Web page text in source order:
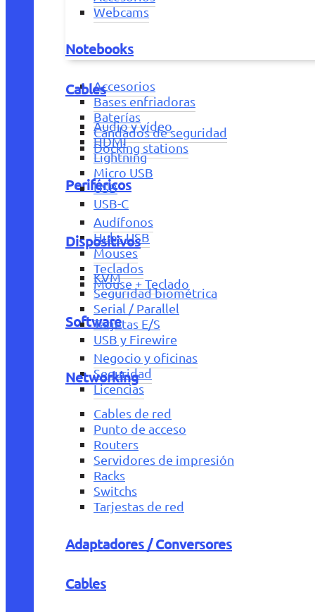
Webcams
Notebooks
Accesorios
Bases enfriadoras
Baterías
Candados de seguridad
Docking stations
Periféricos
Audífonos
Hubs USB
Mouses
Teclados
Mouse + Teclado
Software
Negocio y oficinas
Seguridad
Licencias
Cables
Audio y vídeo
HDMI
Lightning
Micro USB
USB
USB-C
Dispositivos
KVM
Seguridad biométrica
Serial / Parallel
Tarjetas E/S
USB y Firewire
Networking
Cables de red
Punto de acceso
Routers
Servidores de impresión
Racks
Switchs
Tarjestas de red
Adaptadores / Conversores
Cables